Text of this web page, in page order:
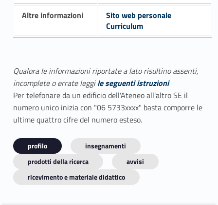
Altre informazioni
Sito web personale
Curriculum
Qualora le informazioni riportate a lato risultino assenti,
incomplete o errate leggile seguenti istruzioni
Per telefonare da un edificio dell'Ateneo all'altro SE il
numero unico inizia con "06 5733xxxx" basta comporre le
ultime quattro cifre del numero esteso.
profilo
insegnamenti
prodotti della ricerca
avvisi
ricevimento e materiale didattico